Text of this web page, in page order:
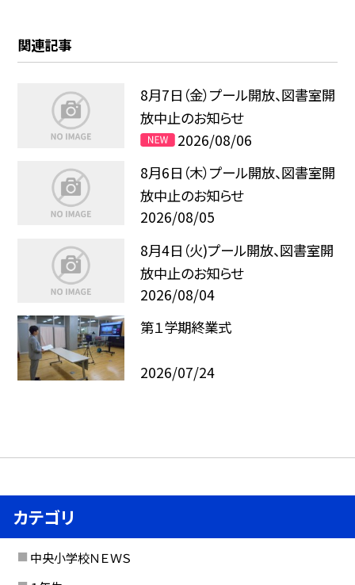
関連記事
8月7日（金）プール開放、図書室開
放中止のお知らせ
2026/08/06
8月6日（木）プール開放、図書室開
放中止のお知らせ
2026/08/05
8月4日（火)プール開放、図書室開
放中止のお知らせ
2026/08/04
第１学期終業式
2026/07/24
カテゴリ
中央小学校ＮＥＷＳ